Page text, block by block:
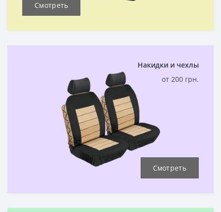
Смотреть
Накидки и чехлы
от 200 грн.
Смотреть